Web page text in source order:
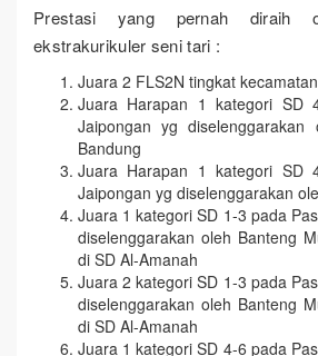
Prestasi yang pernah diraih
ekstrakurikuler seni tari :
Juara 2 FLS2N tingkat
Juara Harapan 1 kategori SD
Jaipongan yg diselenggarakan
Bandung
Juara Harapan 1 kategori SD
Jaipongan yg diselenggarakan
Juara 1 kategori SD 1-3 pada
diselenggarakan oleh Banteng
di SD Al-Amanah
Juara 2 kategori SD 1-3 pada
diselenggarakan oleh Banteng
di SD Al-Amanah
Juara 1 kategori SD 4-6 pada